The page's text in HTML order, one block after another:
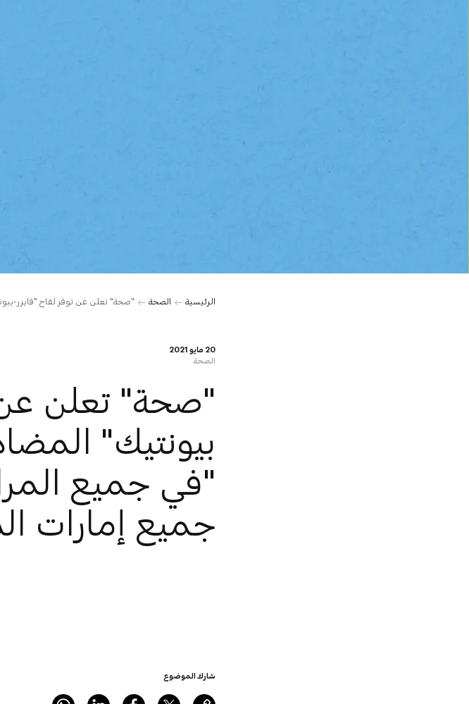
الرئيسية الصحة "صحة" تعلن عن توفر لقاح "فايزر-بيونتيك" المضاد لفيروس "كوفيد-
20 مايو 2021
الصحة
"صحة" تعلن عن
"في جميع
جميع إمارات
شارك الموضوع